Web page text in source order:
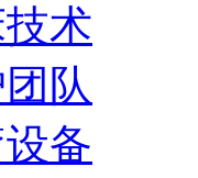
术
队
备